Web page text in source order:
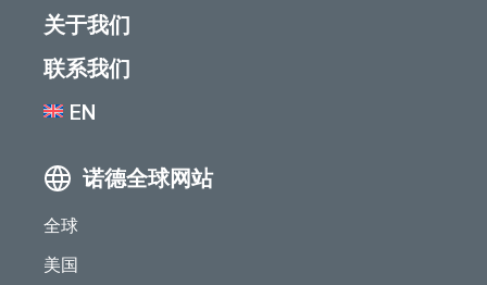
关于我们
联系我们
EN
诺德全球网站
全球
美国